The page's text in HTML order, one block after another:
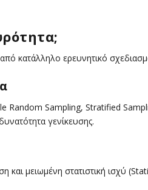
κατάλληλο ερευνητικό
Random Sampling, Stratified
γενίκευσης.
και μειωμένη στατιστική ισχύ